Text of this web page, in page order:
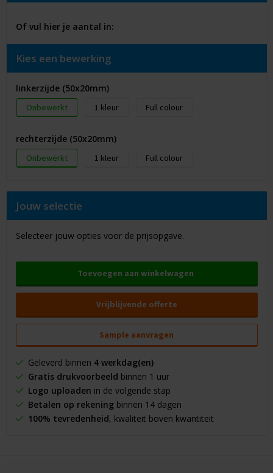
Of vul hier je aantal in:
Kies een bewerking
linkerzijde (50x20mm)
Onbewerkt 1 Full colour
rechterzijde (50x20mm)
Onbewerkt 1 Full colour
Jouw selectie
Selecteer jouw opties voor de prijsopgave.
Toevoegen aan winkelwagen
Vrijblijvende offerte
Sample aanvragen
Geleverd binnen 4 werkdag(en)
Gratis drukvoorbeeld binnen 1 uur
Logo uploaden in de volgende stap
Betalen op rekeningbinnen 14 dagen
100% tevredenheid, kwaliteit boven kwantiteit